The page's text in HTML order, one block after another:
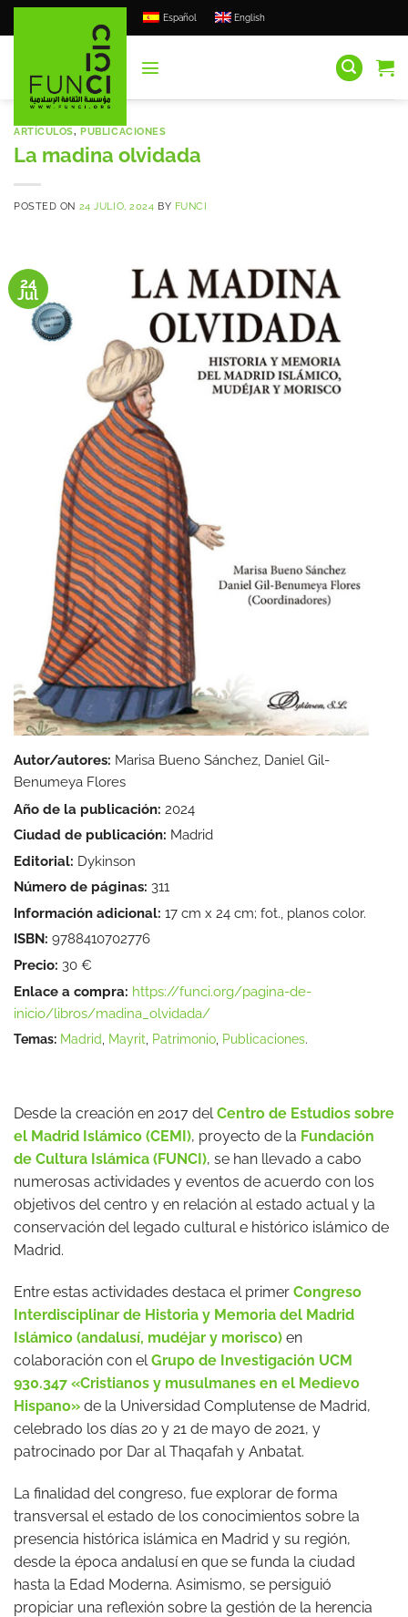
Saltar
al
Español English
ARTÍCULOS,PUBLICACIONES
La madina olvidada
POSTED ON 24 JULIO, 2024 BY FUNCI
24
Jul
Autor/autores: Marisa Bueno Sánchez, Daniel Gil-
Benumeya Flores
Año de la publicación: 2024
Ciudad de publicación: Madrid
Editorial: Dykinson
Número de páginas: 311
Información adicional: 17 cm x 24 cm; fot., planos color.
ISBN: 9788410702776
Precio: 30 €
Enlace a compra: https://funci.org/pagina-de-
inicio/libros/madina_olvidada/
Temas: Madrid Mayrit Patrimonio Publicaciones.
Desde la creación en 2017 delCentro de Estudios sobre
el Madrid Islámico (CEMI), proyecto de la Fundación
de Cultura Islámica (FUNCI), se han llevado a cabo
numerosas actividades y eventos de acuerdo con los
objetivos del centro y en relación al estado actual y la
conservación del legado cultural e histórico islámico de
Madrid.
Entre estas actividades destaca el primer Congreso
Interdisciplinar de Historia y Memoria del Madrid
Islámico (andalusí, mudéjar y morisco) en
colaboración con elGrupo de Investigación UCM
930.347 «Cristianos y musulmanes en el Medievo
Hispano» de la Universidad Complutense de Madrid,
celebrado los días 20 y 21 de mayo de 2021, y
patrocinado por Dar al Thaqafah y Anbatat.
La finalidad del congreso, fue explorar de forma
transversal el estado de los conocimientos sobre la
presencia histórica islámica en Madrid y su región,
desde la época andalusí en que se funda la ciudad
hasta la Edad Moderna. Asimismo, se persiguió
propiciar una reflexión sobre la gestión de la herencia